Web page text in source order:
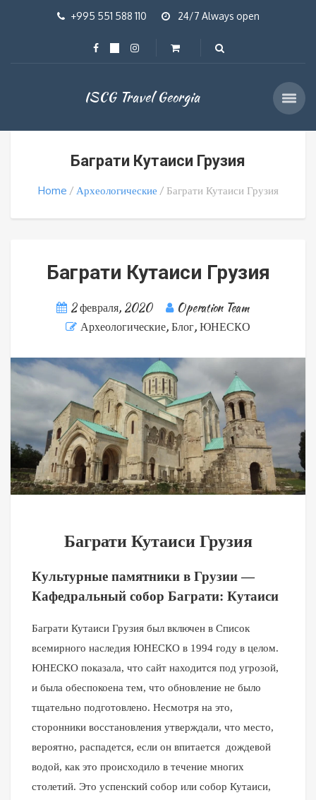
+995 551 588 110 24/7 Always open
ISCG Travel Georgia
Баграти Кутаиси Грузия
Home Археологические Баграти Кутаиси Грузия
Баграти Кутаиси Грузия
2 февраля, 2020
Operation Team
Археологические,Блог,ЮНЕСКО
Баграти Кутаиси Грузия
Культурные памятники в Грузии —
Кафедральный собор Баграти: Кутаиси
Баграти Кутаиси Грузия был включен в Список
всемирного наследия ЮНЕСКО в 1994 году в целом.
ЮНЕСКО показала, что сайт находится под угрозой,
и была обеспокоена тем, что обновление не было
тщательно подготовлено. Несмотря на это,
сторонники восстановления утверждали, что место,
вероятно, распадется, если он впитается дождевой
водой, как это происходило в течение многих
столетий. Это успенский собор или собор Кутаиси,